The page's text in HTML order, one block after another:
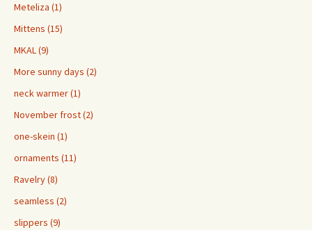
Meteliza (1)
Mittens (15)
MKAL (9)
More sunny days (2)
neck warmer (1)
November frost (2)
one-skein (1)
ornaments (11)
Ravelry (8)
seamless (2)
slippers (9)